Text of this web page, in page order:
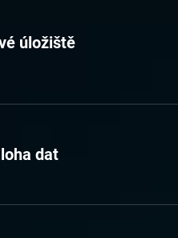
úložiště
dat